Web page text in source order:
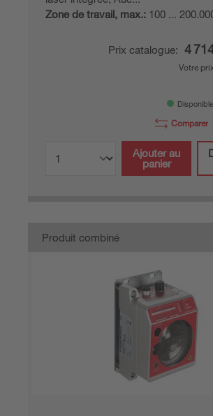
Zone de travail, max.: 100 ...
Prix catalogue: 4
Votre
Comparer
Ajouter au
panier
Produit combiné